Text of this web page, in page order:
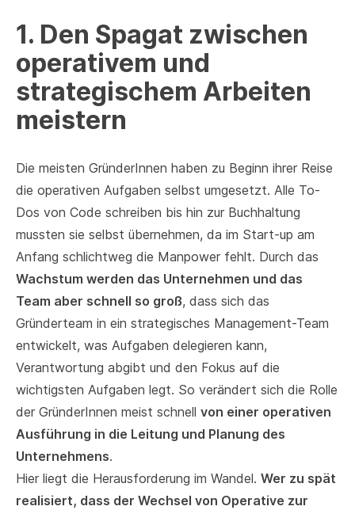
1. Den Spagat zwischen
operativem und
strategischem Arbeiten
meistern
Die meisten GründerInnen haben zu Beginn ihrer Reise
die operativen Aufgaben selbst umgesetzt. Alle To-
Dos von Code schreiben bis hin zur Buchhaltung
mussten sie selbst übernehmen, da im Start-up am
Anfang schlichtweg die Manpower fehlt. Durch das
Wachstum werden das Unternehmen und das
Team aber schnell so groß, dass sich das
Gründerteam in ein strategisches Management-Team
entwickelt, was Aufgaben delegieren kann,
Verantwortung abgibt und den Fokus auf die
wichtigsten Aufgaben legt. So verändert sich die Rolle
der GründerInnen meist schnell von einer operativen
Ausführung in die Leitung und Planung des
Unternehmens.
Hier liegt die Herausforderung im Wandel. Wer zu spät
realisiert, dass der Wechsel von Operative zur